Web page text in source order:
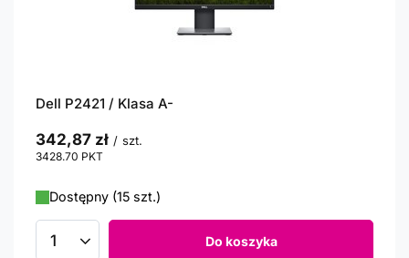
Dell P2421 / Klasa A-
342,87 zł / szt.
3428.70 PKT
Dostępny (15 szt.)
Ilość produktów Do koszyka